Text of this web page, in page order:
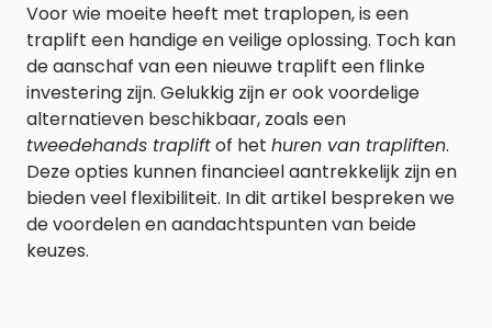
Voor wie moeite heeft met traplopen, is een
traplift een handige en veilige oplossing. Toch kan
de aanschaf van een nieuwe traplift een flinke
investering zijn. Gelukkig zijn er ook voordelige
alternatieven beschikbaar, zoals een
tweedehands trapliftof het huren van trapliften.
Deze opties kunnen financieel aantrekkelijk zijn en
bieden veel flexibiliteit. In dit artikel bespreken we
de voordelen en aandachtspunten van beide
keuzes.